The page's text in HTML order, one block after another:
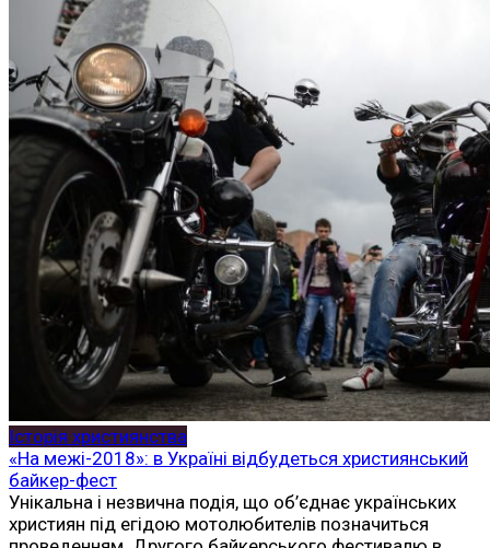
Історія християнства
«На межі-2018»: в Україні відбудеться християнський
байкер-фест
Унікальна і незвична подія, що об’єднає українських
християн під егідою мотолюбителів позначиться